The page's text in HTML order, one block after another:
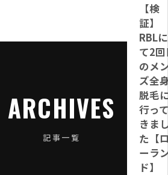
ARCHIVES
記事一覧
【検
証】
RBLに
て2
のメ
ズ全
脱毛
行っ
きま
た【
ーラ
ド】